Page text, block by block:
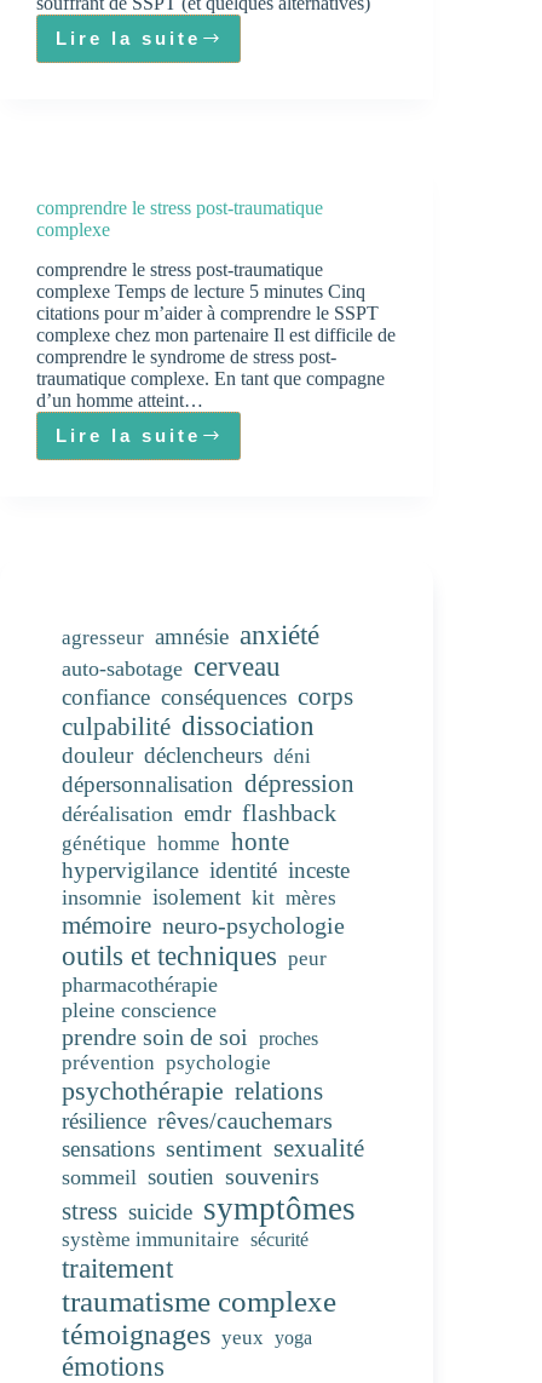
Lire la suite
10
à
victime
comprendre le stress post-traumatique
complexe
comprendre le stress post-traumatique
complexe Temps de lecture 5 minutes Cinq
citations pour m’aider à comprendre le SSPT
complexe chez mon partenaire Il est difficile de
comprendre le syndrome de stress post-
traumatique complexe. En tant que compagne
d’un homme atteint…
Lire la suite
comprendre
agresseur amnésie anxiété
auto-sabotage cerveau
confiance conséquences corps
culpabilité dissociation
douleur déclencheurs déni
dépersonnalisation dépression
déréalisation emdr flashback
génétique homme honte
hypervigilance identité inceste
insomnie isolement kit mères
mémoire neuro-psychologie
outils et techniques peur
pharmacothérapie
pleine conscience
prendre soin de soi proches
prévention psychologie
psychothérapie relations
résilience rêves/cauchemars
sensations sentiment sexualité
sommeil soutien souvenirs
stress suicide symptômes
système immunitaire sécurité
traitement
traumatisme complexe
témoignages yeux yoga
émotions